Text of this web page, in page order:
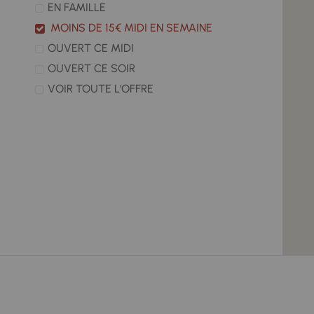
EN FAMILLE
MOINS DE 15€ MIDI EN SEMAINE
OUVERT CE MIDI
OUVERT CE SOIR
VOIR TOUTE L'OFFRE